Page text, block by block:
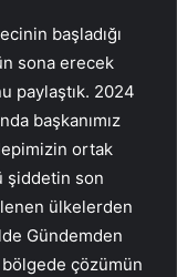
başladığı
sona erecek
paylaştık. 2024
başkanımız
ortak
şiddetin son
ülkelerden
Gündemden
çözümün